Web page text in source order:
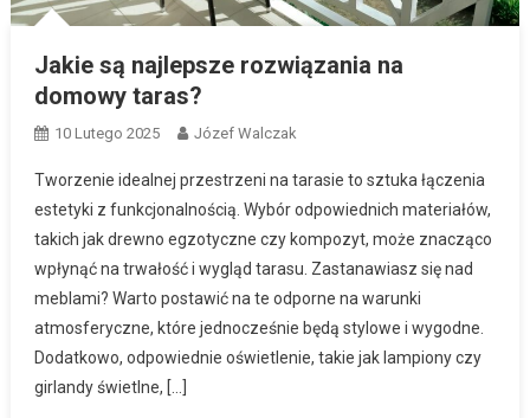
Jakie są najlepsze rozwiązania na
domowy taras?
10 Lutego 2025 Józef Walczak
Tworzenie idealnej przestrzeni na tarasie to sztuka łączenia
estetyki z funkcjonalnością. Wybór odpowiednich materiałów,
takich jak drewno egzotyczne czy kompozyt, może znacząco
wpłynąć na trwałość i wygląd tarasu. Zastanawiasz się nad
meblami? Warto postawić na te odporne na warunki
atmosferyczne, które jednocześnie będą stylowe i wygodne.
Dodatkowo, odpowiednie oświetlenie, takie jak lampiony czy
girlandy świetlne, […]